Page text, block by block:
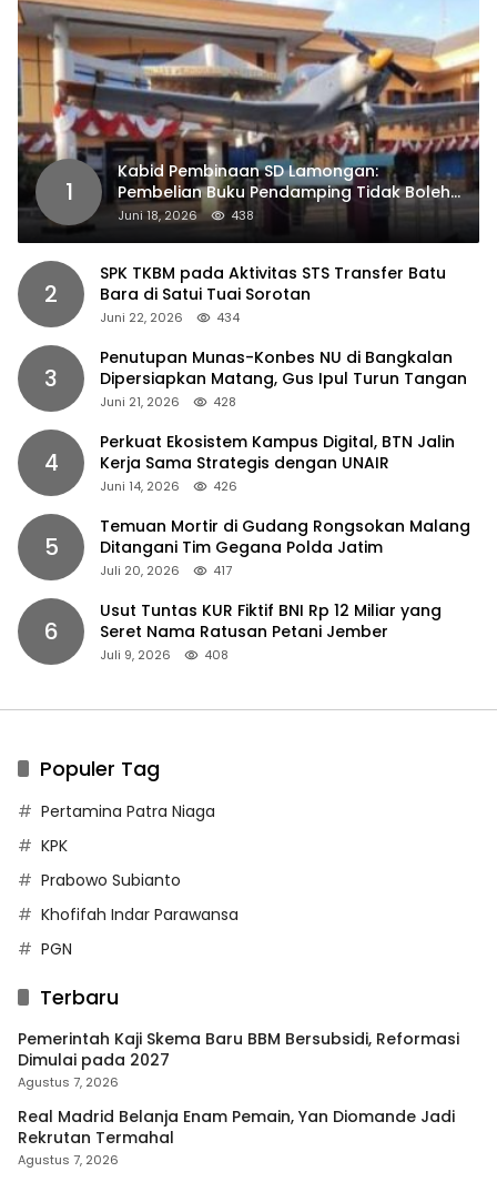
1
Kabid Pembinaan SD Lamongan:
Pembelian Buku Pendamping Tidak Boleh
Dipaksakan
Juni 18, 2026 438
2
SPK TKBM pada Aktivitas STS Transfer Batu
Bara di Satui Tuai Sorotan
Juni 22, 2026 434
3
Penutupan Munas-Konbes NU di Bangkalan
Dipersiapkan Matang, Gus Ipul Turun Tangan
Juni 21, 2026 428
4
Perkuat Ekosistem Kampus Digital, BTN Jalin
Kerja Sama Strategis dengan UNAIR
Juni 14, 2026 426
5
Temuan Mortir di Gudang Rongsokan Malang
Ditangani Tim Gegana Polda Jatim
Juli 20, 2026 417
6
Usut Tuntas KUR Fiktif BNI Rp 12 Miliar yang
Seret Nama Ratusan Petani Jember
Juli 9, 2026 408
Populer Tag
Pertamina Patra Niaga
KPK
Prabowo Subianto
Khofifah Indar Parawansa
PGN
Terbaru
Pemerintah Kaji Skema Baru BBM Bersubsidi, Reformasi
Dimulai pada 2027
Agustus 7, 2026
Real Madrid Belanja Enam Pemain, Yan Diomande Jadi
Rekrutan Termahal
Agustus 7, 2026